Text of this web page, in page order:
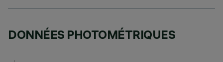
DONNÉES PHOTOMÉTRIQUES